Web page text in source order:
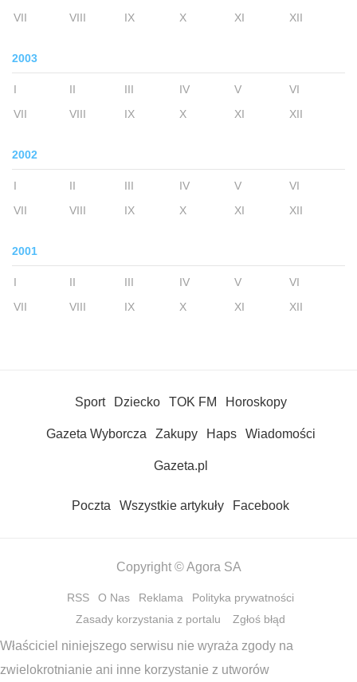
VII
VIII IX X XI XII
2003
I II III IV V
VI
VII
VIII IX X XI XII
2002
I II III IV V
VI
VII
VIII IX X XI XII
2001
I II III IV V
VI
VII
VIII IX X XI XII
Sport Dziecko TOK FM Horoskopy
Gazeta Wyborcza Zakupy Haps Wiadomości
Gazeta.pl
Poczta Wszystkie artykuły Facebook
Copyright © Agora SA
RSS O Nas Reklama
Polityka prywatności
Zasady korzystania z portalu
Zgłoś błąd
Właściciel niniejszego serwisu nie wyraża zgody na
zwielokrotnianie ani inne korzystanie z utworów